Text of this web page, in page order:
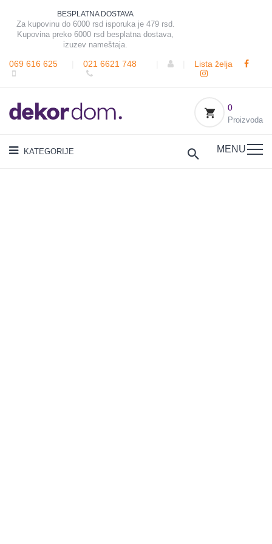
BESPLATNA DOSTAVA
Za kupovinu do 6000 rsd isporuka je 479 rsd.
Kupovina preko 6000 rsd besplatna dostava,
izuzev nameštaja.
069 616 625 021 6621 748 Lista želja
0
Proizvoda
KATEGORIJE MENU